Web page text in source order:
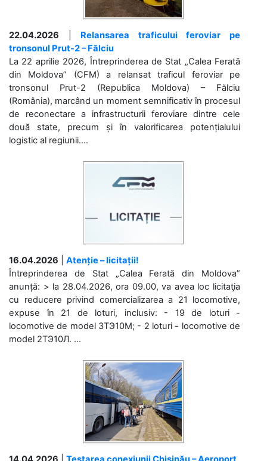
22.04.2026
Relansarea traficului feroviar pe
tronsonul Prut-2 – Fălciu
La 22 aprilie 2026, Întreprinderea de Stat „Calea Ferată
din Moldova” (CFM) a relansat traficul feroviar pe
tronsonul Prut-2 (Republica Moldova) – Fălciu
(România), marcând un moment semnificativ în procesul
de reconectare a infrastructurii feroviare dintre cele
două state, precum și în valorificarea potențialului
logistic al regiunii....
16.04.2026
Atenție – licitații!
Întreprinderea de Stat „Calea Ferată din Moldova”
anunță: > la 28.04.2026, ora 09.00, va avea loc licitaţia
cu reducere privind comercializarea a 21 locomotive,
expuse în 21 de loturi, inclusiv: - 19 de loturi -
locomotive de model 3ТЭ10М; - 2 loturi - locomotive de
model 2ТЭ10Л. ...